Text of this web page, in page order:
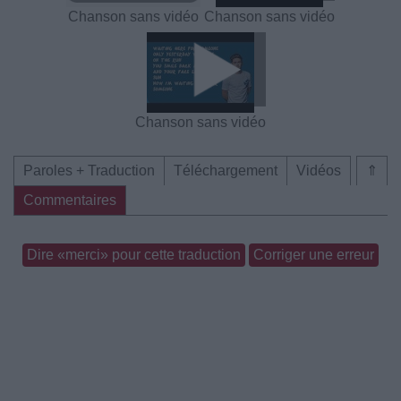
Chanson sans vidéo Chanson sans vidéo
Chanson sans vidéo
⇑
Paroles + Traduction Téléchargement
Vidéos
Commentaires
Dire «merci» pour cette traduction Corriger une erreur